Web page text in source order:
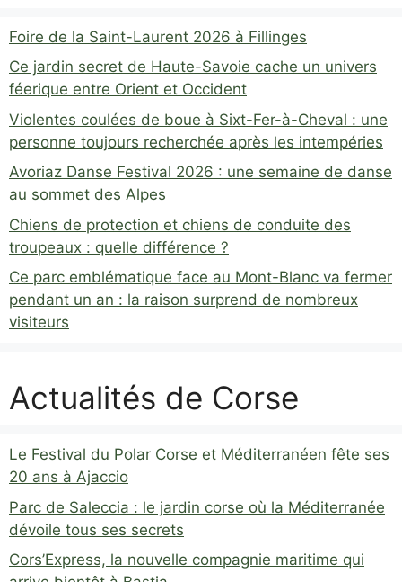
Foire de la Saint-Laurent 2026 à Fillinges
Ce jardin secret de Haute-Savoie cache un univers
féerique entre Orient et Occident
Violentes coulées de boue à Sixt-Fer-à-Cheval : une
personne toujours recherchée après les intempéries
Avoriaz Danse Festival 2026 : une semaine de danse
au sommet des Alpes
Chiens de protection et chiens de conduite des
troupeaux : quelle différence ?
Ce parc emblématique face au Mont-Blanc va fermer
pendant un an : la raison surprend de nombreux
visiteurs
Actualités de Corse
Le Festival du Polar Corse et Méditerranéen fête ses
20 ans à Ajaccio
Parc de Saleccia : le jardin corse où la Méditerranée
dévoile tous ses secrets
Cors’Express, la nouvelle compagnie maritime qui